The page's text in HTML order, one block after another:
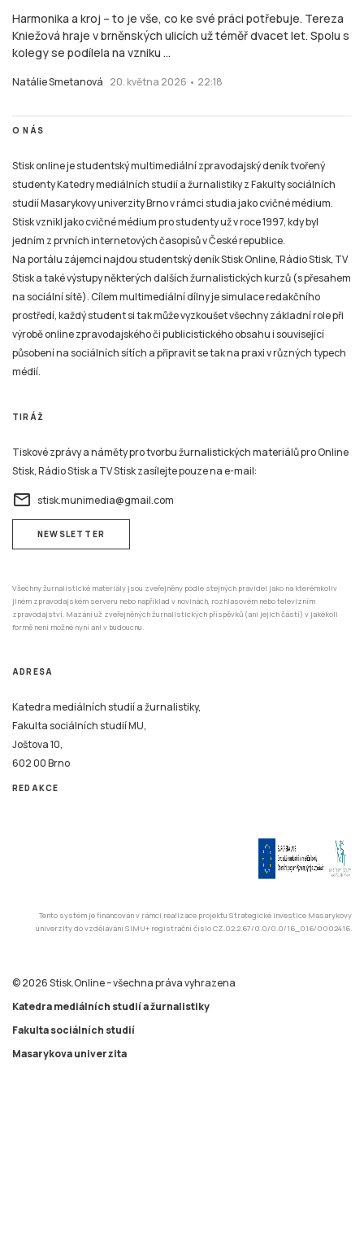
Harmonika a kroj – to je vše, co ke své práci potřebuje. Tereza
Kniežová hraje v brněnských ulicích už téměř dvacet let. Spolu s
kolegy se podílela na vzniku ...
Natálie Smetanová 20. května 2026 • 22:18
O NÁS
Stisk online je studentský multimediální zpravodajský deník tvořený
studenty Katedry mediálních studií a žurnalistiky z Fakulty sociálních
studií Masarykovy univerzity Brno v rámci studia jako cvičné médium.
Stisk vznikl jako cvičné médium pro studenty už v roce 1997, kdy byl
jedním z prvních internetových časopisů v České republice.
Na portálu zájemci najdou studentský deník Stisk Online, Rádio Stisk, TV
Stisk a také výstupy některých dalších žurnalistických kurzů (s přesahem
na sociální sítě). Cílem multimediální dílny je simulace redakčního
prostředí, každý student si tak může vyzkoušet všechny základní role při
výrobě online zpravodajského či publicistického obsahu i související
působení na sociálních sítích a připravit se tak na praxi v různých typech
médií.
TIRÁŽ
Tiskové zprávy a náměty pro tvorbu žurnalistických materiálů pro Online
Stisk, Rádio Stisk a TV Stisk zasílejte pouze na e-mail:
email stisk.munimedia@gmail.com
NEWSLETTER
Všechny žurnalistické materiály jsou zveřejněny podle stejných pravidel jako na kterémkoliv
jiném zpravodajském serveru nebo například v novinách, rozhlasovém nebo televizním
zpravodajství. Mazání už zveřejněných žurnalistických příspěvků (ani jejich částí) v jakékoli
formě není možné nyní ani v budoucnu.
ADRESA
Katedra mediálních studií a žurnalistiky,
Fakulta sociálních studií MU,
Joštova 10,
602 00 Brno
REDAKCE
Tento systém je financován v rámci realizace projektu Strategické investice Masarykovy
univerzity do vzdělávání SIMU+ registrační číslo CZ.02.2.67/0.0/0.0/16_016/0002416.
© 2026 Stisk.Online – všechna práva vyhrazena
Katedra mediálních studií a žurnalistiky
Fakulta sociálních studií
Masarykova univerzita